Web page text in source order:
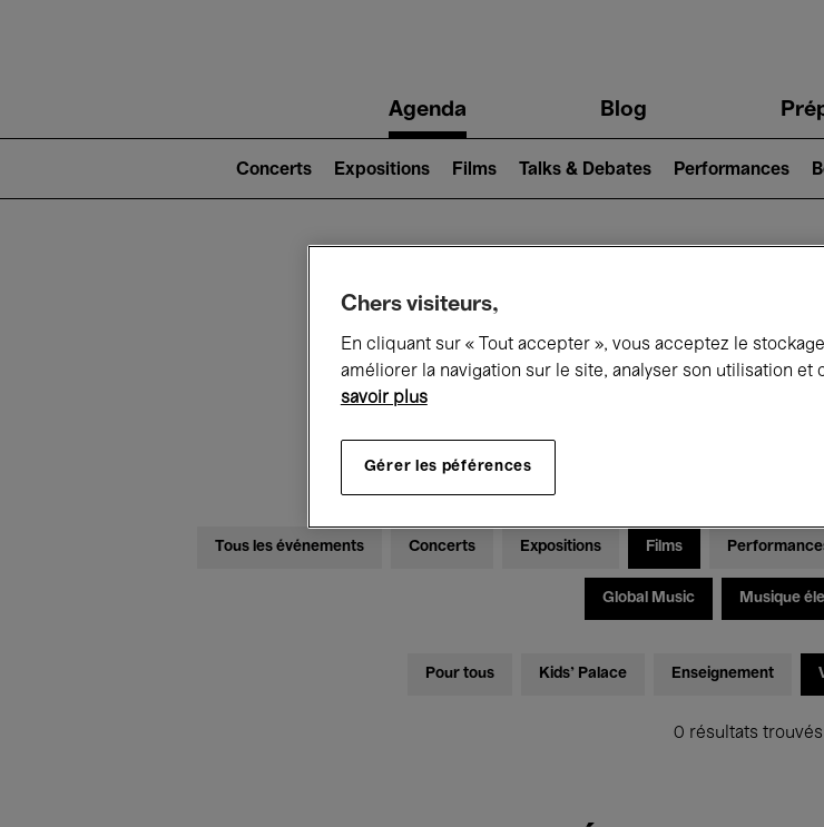
navigationAgenda Blog
2)
Concerts Expositions Films Talks & Debates Performances
Ce qui se
Tous les événements Concerts Expositions Films
Global Music Musique
Pour tous Kids’ Palace Enseignement
0 résultats trouvés
Chers visiteurs,
En cliquant sur « Tout accepter », vous acceptez le
améliorer la navigation sur le site, analyser son utilisation
savoir plus
Gérer les péférences